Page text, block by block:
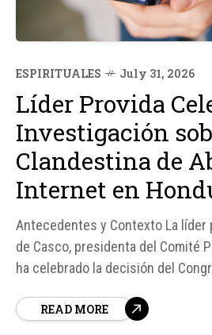
ESPIRITUALES July 31, 2026
Líder Provida
Investigación
Clandestina de
Internet en
Antecedentes y Contexto La líder
de Casco, presidenta del Comité
ha celebrado la decisión del
redes sociales. Según fuentes,
READ MORE